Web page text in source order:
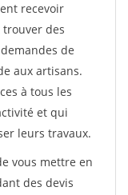
recevoir
des
de
aux artisans.
à tous les
et qui
leurs travaux.
vous mettre en
des devis